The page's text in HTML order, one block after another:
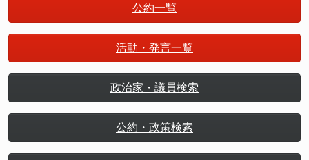
公約一覧
活動・発言一覧
政治家・議員検索
公約・政策検索